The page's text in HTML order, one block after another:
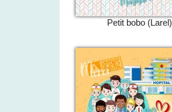
Petit bobo (Larel)